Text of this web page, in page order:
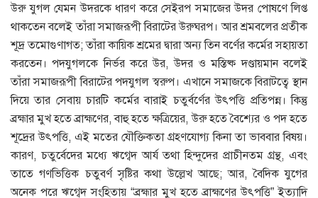
উরু যুগল যেমন উদরকে ধারণ করে সেইরপ সমাজের উদর পােষণে লিপ্ত
থাকতেন বলেই তাঁরা সমাজরূপী বিরাটের উরুঘরপ। আর শ্রমবলের প্রতীক
শূদ্র তমােগুণাগত; তাঁরা কায়িক শ্রমের দ্বারা অন্য তিন বর্ণের কর্মের সহায়তা
করতেন। পদযুগলকে নির্ভর করে উর, উদর ও মস্তিষ্ক দণ্ডায়মান বলেই
তাঁরা সমাজরূপী বিরাটের পদযুগল স্বরুপ। এখানে সমাজকে বিরাটত্বে স্থান
দিয়ে তার সেবায় চারটি কর্মের বারাই চতুর্বর্ণের উৎপত্তি প্রতিপন্ন। কিন্তু
ব্রহ্মার মুখ হতে ব্রাহ্মণের, বাহু হতে ক্ষত্রিয়ের, উরু হতে বৈশ্যের ও পদ হতে
শূদ্রের উৎপত্তি, এই মতের যৌক্তিকতা গ্রহণযােগ্য কিনা তা ভাববার বিষয়।
কারণ, চতুর্বেদের মধ্যে ঋগ্বেদ আর্য তথা হিন্দুদের প্রাচীনতম গ্রন্থ, এবং
তাতে গণভিত্তিক চতুবর্ণ সৃষ্টির কথা উল্লেখ আছে; আর, বৈদিক যুগের
অনেক পরে ঋগ্বেদ সংহিতায় “ব্রহ্মার মুখ হতে ব্রাহ্মণের উৎপত্তি” ইত্যাদি